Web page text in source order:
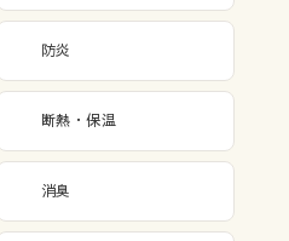
防炎
断熱・保温
消臭